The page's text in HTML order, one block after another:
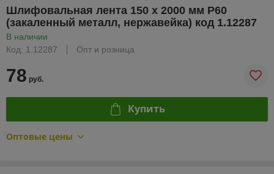
Шлифовальная лента 150 х 2000 мм Р60
(закаленный металл, нержавейка) код 1.12287
В наличии
Код: 1.12287
Опт и розница
78 руб.
Купить
Оптовые цены